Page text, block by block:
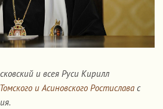
и всея Руси Кирилл
и Асиновского Ростислава с